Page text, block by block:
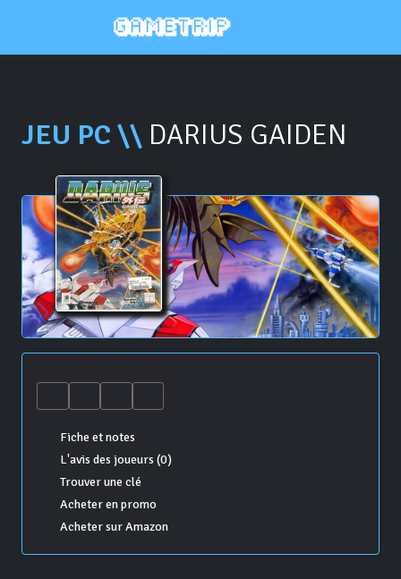
JEU PC \\ DARIUS GAIDEN
Fiche et notes
L'avis des joueurs (0)
Trouver une clé
Acheter en promo
Acheter sur Amazon